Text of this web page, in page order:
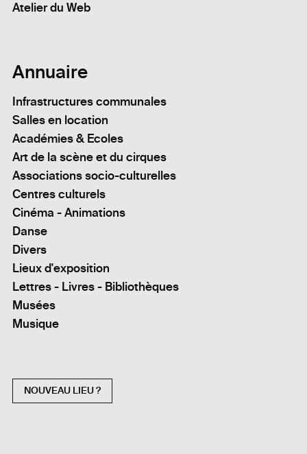
Atelier du Web
Annuaire
Infrastructures communales
Salles en location
Académies & Ecoles
Art de la scène et du cirques
Associations socio-culturelles
Centres culturels
Cinéma - Animations
Danse
Divers
Lieux d'exposition
Lettres - Livres - Bibliothèques
Musées
Musique
NOUVEAU LIEU ?